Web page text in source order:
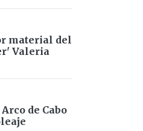
material del
Valeria
de Cabo